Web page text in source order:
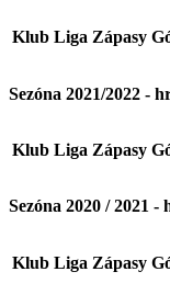
Klub Liga Zápasy
Sezóna 2021/2022 -
Klub Liga Zápasy
Sezóna 2020 / 2021 -
Klub Liga Zápasy